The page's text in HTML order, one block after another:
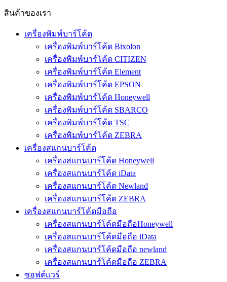
สินค้าของเรา
เครื่องพิมพ์บาร์โค้ด
เครื่องพิมพ์บาร์โค้ด Bixolon
เครื่องพิมพ์บาร์โค้ด CITIZEN
เครื่องพิมพ์บาร์โค้ด Element
เครื่องพิมพ์บาร์โค้ด EPSON
เครื่องพิมพ์บาร์โค้ด Honeywell
เครื่องพิมพ์บาร์โค้ด SBARCO
เครื่องพิมพ์บาร์โค้ด TSC
เครื่องพิมพ์บาร์โค้ด ZEBRA
เครื่องสแกนบาร์โค้ด
เครื่องสแกนบาร์โค้ด Honeywell
เครื่องสแกนบาร์โค้ด iData
เครื่องสแกนบาร์โค้ด Newland
เครื่องสแกนบาร์โค้ด ZEBRA
เครื่องสแกนบาร์โค้ดมือถือ
เครื่องสแกนบาร์โค้ดมือถือHoneywell
เครื่องสแกนบาร์โค้ดมือถือ iData
เครื่องสแกนบาร์โค้ดมือถือ newland
เครื่องสแกนบาร์โค้ดมือถือ ZEBRA
ซอฟต์แวร์